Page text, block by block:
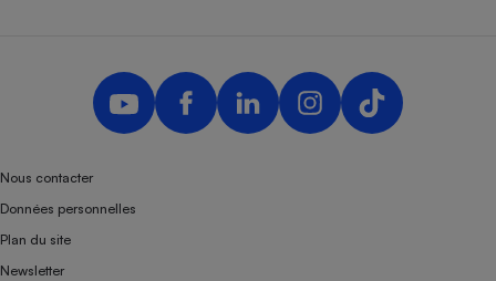
Nous contacter
Données personnelles
Plan du site
Newsletter